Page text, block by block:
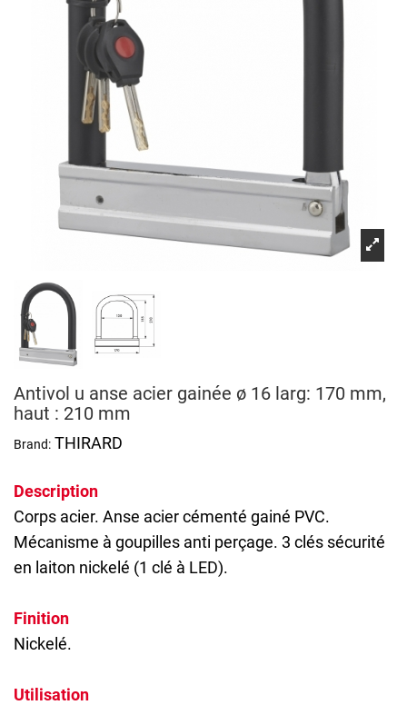
Antivol u anse acier gainée ø 16 larg: 170 mm,
haut : 210 mm
Brand: THIRARD
Description
Corps acier. Anse acier cémenté gainé PVC.
Mécanisme à goupilles anti perçage. 3 clés sécurité
en laiton nickelé (1 clé à LED).
Finition
Nickelé.
Utilisation